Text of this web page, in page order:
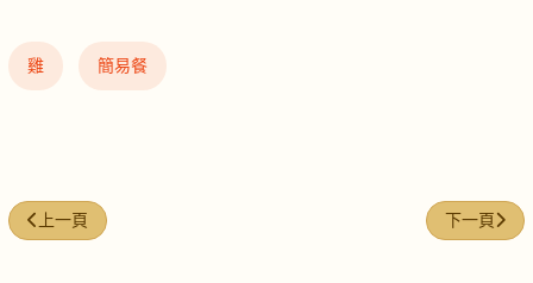
雞 簡易餐
上一篇文章: 紅蘿蔔五香雞翼 (電飯煲料理)
上一頁 下一篇文章
下一頁